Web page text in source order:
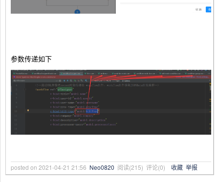
参数传递如下
posted on 2021-04-21 21:56 Neo0820 阅读(215) 评论(0) 收藏 举报